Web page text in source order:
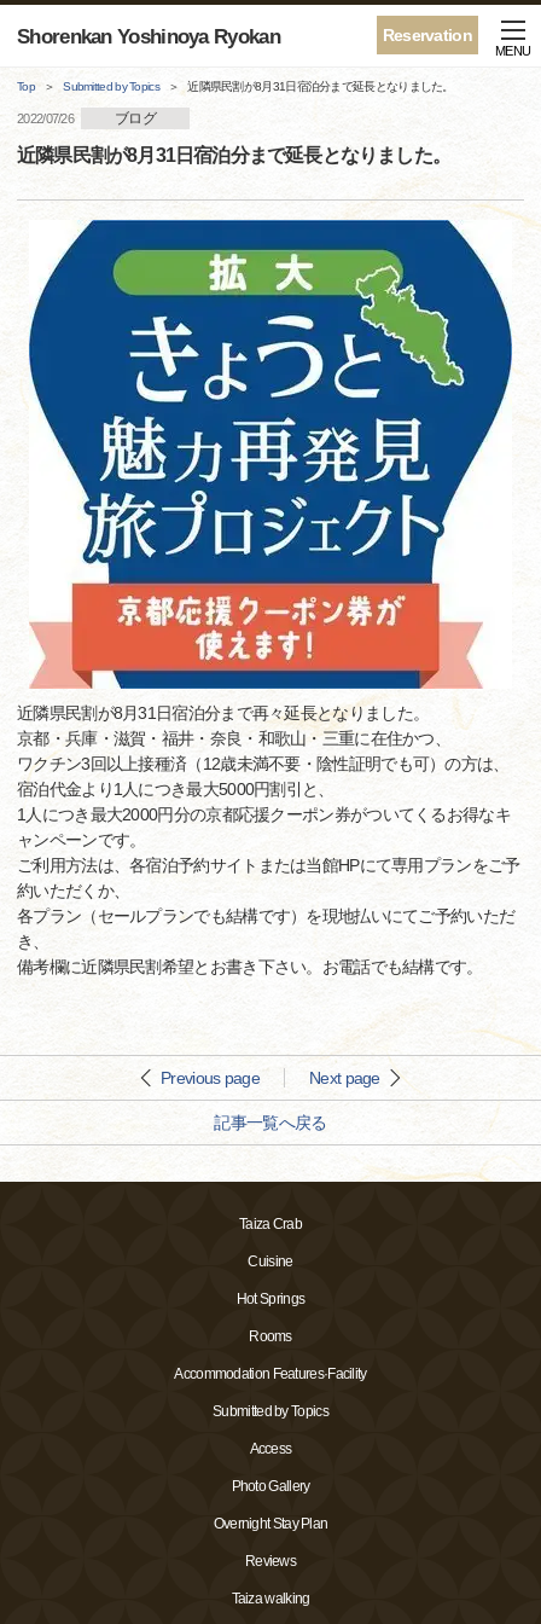
Reservation
Shorenkan Yoshinoya Ryokan
MENU
Top Submitted by Topics 近隣県民割が8月31日宿泊分まで延長となりました。
2022/07/26 ブログ
近隣県民割が8月31日宿泊分まで延長となりました。
近隣県民割が8月31日宿泊分まで再々延長となりました。
京都・兵庫・滋賀・福井・奈良・和歌山・三重に在住かつ、
ワクチン3回以上接種済（12歳未満不要・陰性証明でも可）の方は、
宿泊代金より1人につき最大5000円割引と、
1人につき最大2000円分の京都応援クーポン券がついてくるお得なキ
ャンペーンです。
ご利用方法は、各宿泊予約サイトまたは当館HPにて専用プランをご予
約いただくか、
各プラン（セールプランでも結構です）を現地払いにてご予約いただ
き、
備考欄に近隣県民割希望とお書き下さい。お電話でも結構です。
Previous page Next page
記事一覧へ戻る
Taiza Crab
Cuisine
Hot Springs
Rooms
Accommodation Features·Facility
Submitted by Topics
Access
Photo Gallery
Overnight Stay Plan
Reviews
Taiza walking